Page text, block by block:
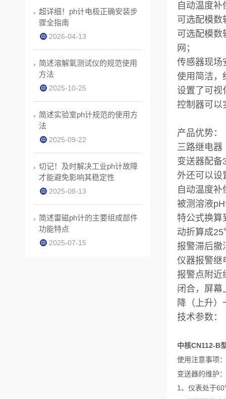
自动温度补
可选配模数
可选配模
网；
传感器现场
使用简洁，
设置了可视
控制器可以
产品优势：
三路继电器
变送器配备
外还可以设
自动温度补
被测溶液
特公式换算
动折算成
报警滞后撤
仪器报警继
报警点附近
闭合，屏幕
降（上升
技术参数：
中核CN112-B
使用注意事项：
变送器的维护
1、仪表处于
超详细！ph计电极正确安装步
骤全指南
2026-04-13
简述溶解氧测试仪的规范使用
方法
2025-10-25
简述实验室ph计规范的使用方
法
2025-09-22
切记！及时解决工业ph计故障
才能避免影响其稳定性
2025-08-13
简述雷磁ph计的主要组成部件
功能特点
2025-07-15